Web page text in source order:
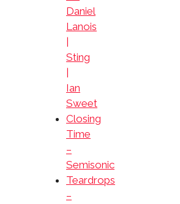
Daniel
Lanois
Sting
Ian
Sweet
Closing
Time
–
Semisonic
Teardrops
–